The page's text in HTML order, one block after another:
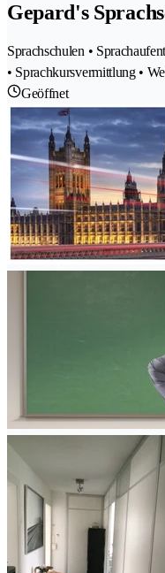
Gepard's
Sprachschulen •
• Sprachkursvermittlung •
Geöffnet